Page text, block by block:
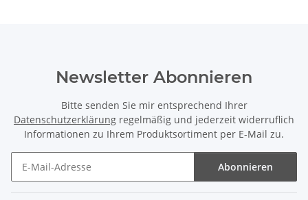
Newsletter Abonnieren
Bitte senden Sie mir entsprechend Ihrer
Datenschutzerklärung regelmäßig und jederzeit widerruflich
Informationen zu Ihrem Produktsortiment per E-Mail zu.
Abonnieren